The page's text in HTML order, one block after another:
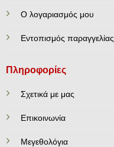
Ο λογαριασμός μου
Εντοπισμός παραγγελίας
Πληροφορίες
Σχετικά με μας
Επικοινωνία
Mεγεθολόγια